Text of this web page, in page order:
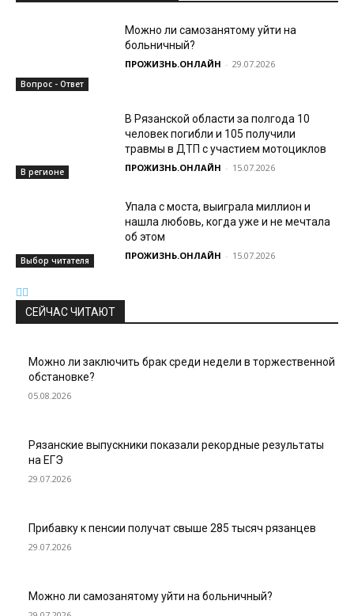
Вопрос - Ответ
Можно ли самозанятому уйти на
больничный?
ПРОЖИЗНЬ.ОНЛАЙН - 29.07.2026
В регионе
В Рязанской области за полгода 10
человек погибли и 105 получили
травмы в ДТП с участием мотоциклов
ПРОЖИЗНЬ.ОНЛАЙН - 15.07.2026
Выбор читателя
Упала с моста, выиграла миллион и
нашла любовь, когда уже и не мечтала
об этом
ПРОЖИЗНЬ.ОНЛАЙН - 15.07.2026
СЕЙЧАС ЧИТАЮТ
Можно ли заключить брак среди недели в торжественной
обстановке?
05.08.2026
Рязанские выпускники показали рекордные результаты
на ЕГЭ
29.07.2026
Прибавку к пенсии получат свыше 285 тысяч рязанцев
29.07.2026
Можно ли самозанятому уйти на больничный?